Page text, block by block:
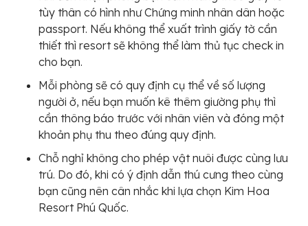
tùy thân có hình như Chứng minh nhân dân hoặc
passport. Nếu không thể xuất trình giấy tờ cần
thiết thì resort sẽ không thể làm thủ tục check in
cho bạn.
Mỗi phòng sẽ có quy định cụ thể về số lượng
người ở, nếu bạn muốn kê thêm giường phụ thì
cần thông báo trước với nhân viên và đóng một
khoản phụ thu theo đúng quy định.
Chỗ nghỉ không cho phép vật nuôi được cùng lưu
trú. Do đó, khi có ý định dẫn thú cưng theo cùng
bạn cũng nên cân nhắc khi lựa chọn Kim Hoa
Resort Phú Quốc.